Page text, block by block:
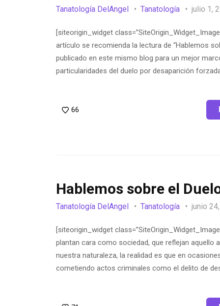
Tanatología DelAngel Tanatología julio 1,
[siteorigin_widget
artículo se recomienda la lectura de “Hablemos
publicado en este mismo blog para un mejor
particularidades del duelo por desaparición
66
Hablemos sobre el
Tanatología DelAngel Tanatología junio
[siteorigin_widget
plantan cara como sociedad, que reflejan
nuestra naturaleza, la realidad es que en
cometiendo actos criminales como el delito de